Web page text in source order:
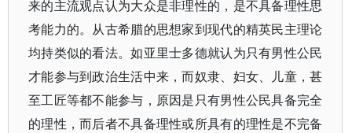
来的主流观点认为大众是非理性的，是不具备理性思
考能力的。从古希腊的思想家到现代的精英民主理论
均持类似的看法。如亚里士多德就认为只有男性公民
才能参与到政治生活中来，而奴隶、妇女、儿童，甚
至工匠等都不能参与，原因是只有男性公民具备完全
的理性，而后者不具备理性或所具有的理性是不完备